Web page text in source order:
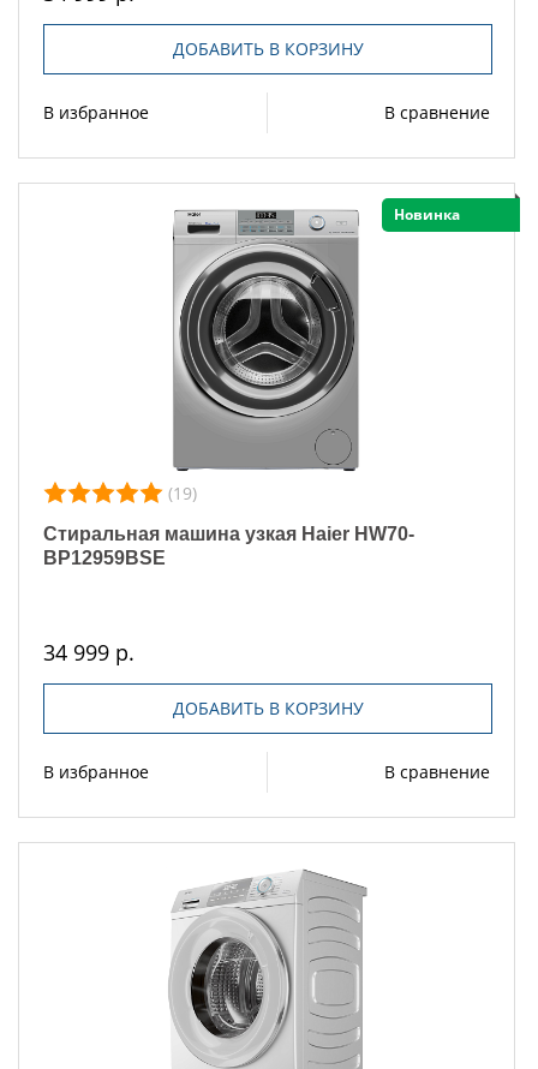
ДОБАВИТЬ В КОРЗИНУ
В избранное В сравнение
Новинка
(19)
Стиральная машина узкая Haier HW70-
BP12959BSE
34 999 р.
ДОБАВИТЬ В КОРЗИНУ
В избранное В сравнение